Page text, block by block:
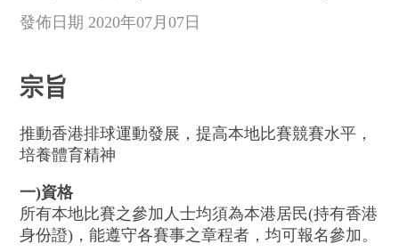
發佈日期 2020年07月07日
宗旨
推動香港排球運動發展，提高本地比賽競賽水平，
培養體育精神
一)資格
所有本地比賽之參加人士均須為本港居民(持有香港
身份證)，能遵守各賽事之章程者，均可報名參加。